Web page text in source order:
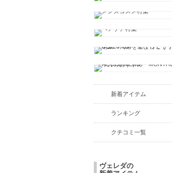
新着アイテム
ランキング
クチコミ一覧
ヴェレダの